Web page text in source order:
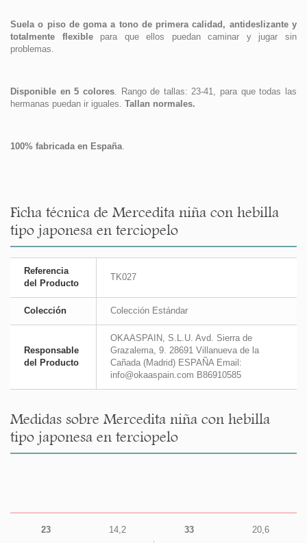
Suela o piso de goma a tono de primera calidad, antideslizante y
totalmente flexiblepara que ellos puedan caminar y jugar sin
problemas.
Disponible en 5 colores. Rango de tallas: 23-41, para que todas las
hermanas puedan ir iguales. Tallan normales.
100% fabricada en España.
Ficha técnica de Mercedita niña con hebilla
tipo japonesa en terciopelo
Referencia
del Producto
TK027
Colección Colección Estándar
Responsable
del Producto
OKAASPAIN, S.L.U. Avd. Sierra de
Grazalema, 9. 28691 Villanueva de la
Cañada (Madrid) ESPAÑA Email:
info@okaaspain.com B86910585
Medidas sobre Mercedita niña con hebilla
tipo japonesa en terciopelo
23
14,2
33
20,6